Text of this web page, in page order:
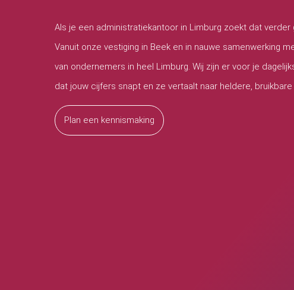
Als je een administratiekantoor in Limburg zoekt dat verder
Vanuit onze vestiging in Beek en in nauwe samenwerking
van ondernemers in heel Limburg. Wij zijn er voor je
dat jouw cijfers snapt en ze vertaalt naar heldere,
Plan een kennismaking